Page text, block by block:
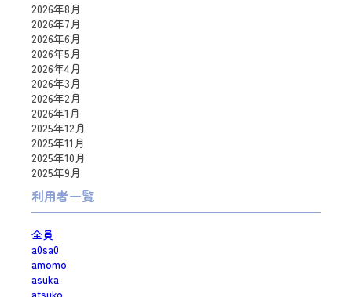
2026年8月
2026年7月
2026年6月
2026年5月
2026年4月
2026年3月
2026年2月
2026年1月
2025年12月
2025年11月
2025年10月
2025年9月
利用者一覧
全員
a0sa0
amomo
asuka